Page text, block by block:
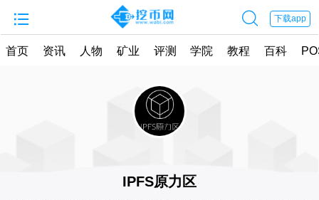
  下载app
首页 资讯 人物 矿业 评测 学院 教程 百科
IPFS原力区